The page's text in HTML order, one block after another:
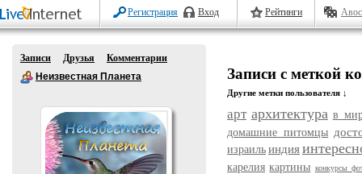
Регистрация Вход Рейтинги
Записи Друзья
Комментарии
Неизвестная Планета
Записи с меткой
Другие метки пользователя ↓
арт архитектура в
домашние питомцы
израиль индия
карелия картины конкурсы